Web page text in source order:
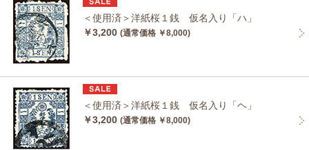
＜使用済＞洋紙桜１銭 仮名入り「ハ」
￥3,200 (通常価格 ￥8,000)
＜使用済＞洋紙桜１銭 仮名入り「ヘ」
￥3,200 (通常価格 ￥8,000)